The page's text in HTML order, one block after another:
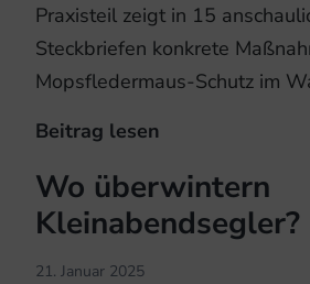
Praxisteil zeigt in 15
Steckbriefen konkrete
Mopsfledermaus-Schutz im
Beitrag lesen
Filme
zum
Wo überwintern
Kleinabendsegler?
21. Januar 2025